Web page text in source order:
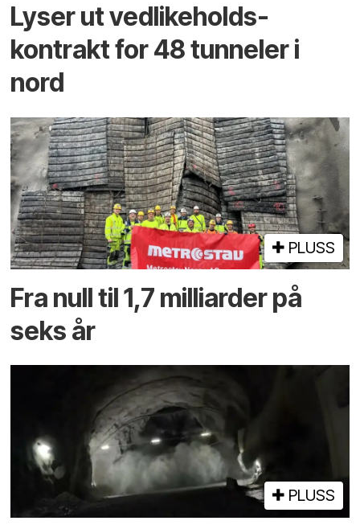
Lyser ut vedlikeholds­
kontrakt for 48 tunneler i
nord
PLUSS
Fra null til 1,7 milliarder på
seks år
PLUSS